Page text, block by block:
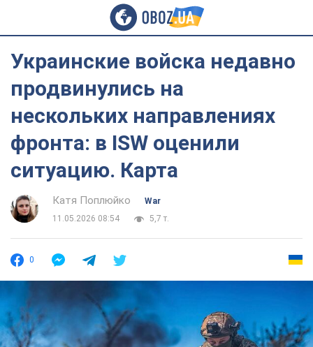
Украинские войска недавно
продвинулись на
нескольких направлениях
фронта: в ISW оценили
ситуацию. Карта
Катя Поплюйко
War
11.05.2026 08:54
5,7 т.
0